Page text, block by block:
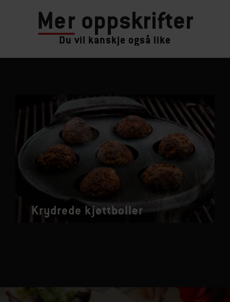
Mer oppskrifter
Du vil kanskje også like
Krydrede kjøttboller